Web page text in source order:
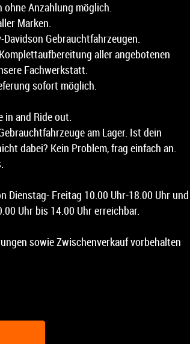
ohne Anzahlung möglich.
Marken.
Davidson Gebrauchtfahrzeugen.
aller angebotenen
Fachwerkstatt.
sofort möglich.
in and Ride out.
am Lager. Ist dein
dabei? Kein Problem, frag einfach an.
Dienstag- Freitag 10.00 Uhr-18.00 Uhr und
Uhr bis 14.00 Uhr erreichbar.
sowie Zwischenverkauf vorbehalten